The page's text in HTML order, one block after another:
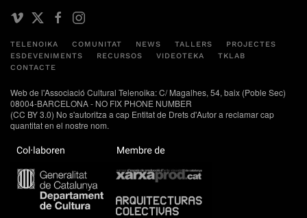
TELENOIKA COMUNITAT NEWS TALLERS
PROJECTES
ESDEVENIMENTS
RECURSOS VIDEOTEKA
TKLAB
CONTACTE
Web de l'Associació Cultural Telenoika: C/ Magalhes, 54, baix (Poble Sec)
08004-BARCELONA - NO FIX PHONE NUMBER
(CC BY 3.0) No s'autoritza a cap Entitat de Drets d'Autor a reclamar cap
quantitat en el nostre nom.